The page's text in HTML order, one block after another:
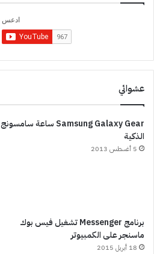
عشوائي
Samsung Galaxy Gear ساعة سامسونج
الذكية
5 أغسطس 2013
برنامج Messenger تشغيل فيس بوك
ماسنجر على الكمبيوتر
18 أبريل 2015